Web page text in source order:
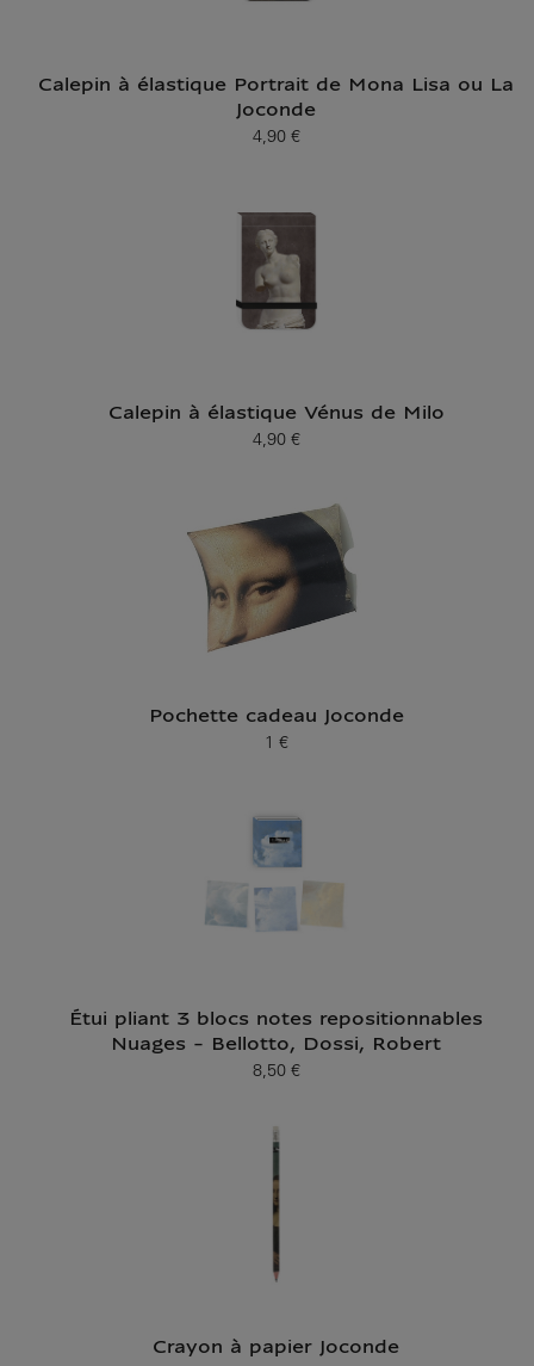
Calepin à élastique Portrait de Mona Lisa ou La
Joconde
Prix ​​actuel
4,90 €
Calepin à élastique Vénus de Milo
Prix ​​actuel
4,90 €
Pochette cadeau Joconde
Prix ​​actuel
1 €
Étui pliant 3 blocs notes repositionnables
Nuages - Bellotto, Dossi, Robert
Prix ​​actuel
8,50 €
Crayon à papier Joconde